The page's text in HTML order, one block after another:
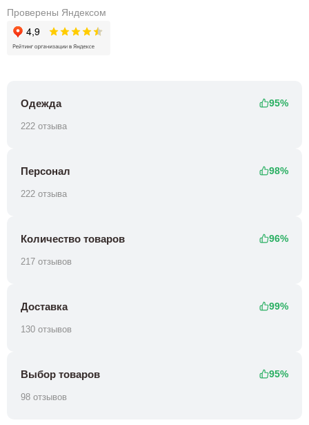
Проверены Яндексом
Одежда 95%
222 отзыва
Персонал 98%
222 отзыва
Количество товаров 96%
217 отзывов
Доставка 99%
130 отзывов
Выбор товаров 95%
98 отзывов